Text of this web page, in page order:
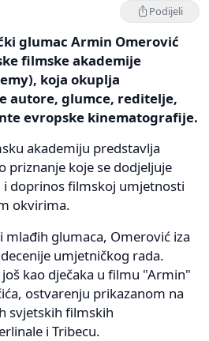
Podijeli
glumac Armin Omerović
filmske akademije
koja okuplja
autore, glumce, reditelje,
evropske kinematografije.
akademiju predstavlja
priznanje koje se dodjeljuje
doprinos filmskoj umjetnosti
okvirima.
glumaca, Omerović iza
umjetničkog rada.
kao dječaka u filmu "Armin"
ostvarenju prikazanom na
svjetskih filmskih
i Tribecu.